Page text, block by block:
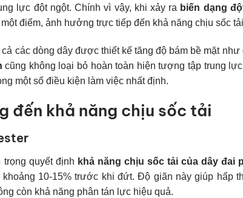
lực đột ngột. Chính vì vậy, khi xảy ra biến dạng
điểm, ảnh hưởng trực tiếp đến khả năng chịu sốc
các dòng dây được thiết kế tăng độ bám bề mặt như
cũng không loại bỏ hoàn toàn hiện tượng tập trung
một số điều kiện làm việc nhất định.
đến khả năng chịu sốc tải
trọng quyết định khả năng chịu sốc tải của dây đai
10-15% trước khi đứt. Độ giãn này giúp hấp
còn khả năng phân tán lực hiệu quả.